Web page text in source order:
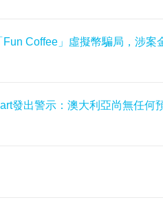
Coffee」虛擬幣騙局，涉案
發出警示：澳大利亞尚無任何